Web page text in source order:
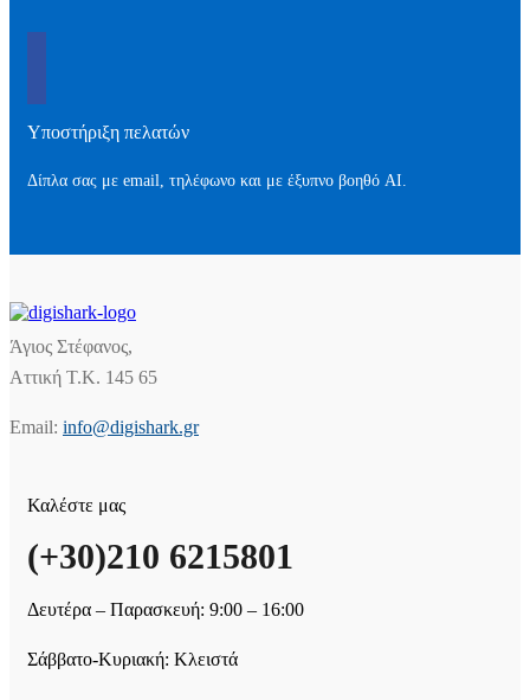
Υποστήριξη πελατών
Δίπλα σας με email, τηλέφωνο και με έξυπνο βοηθό AI.
Άγιος Στέφανος,
Αττική Τ.Κ. 145 65
Email: info@digishark.gr
Καλέστε μας
(+30)210 6215801
Δευτέρα – Παρασκευή: 9:00 – 16:00
Σάββατο-Κυριακή: Κλειστά